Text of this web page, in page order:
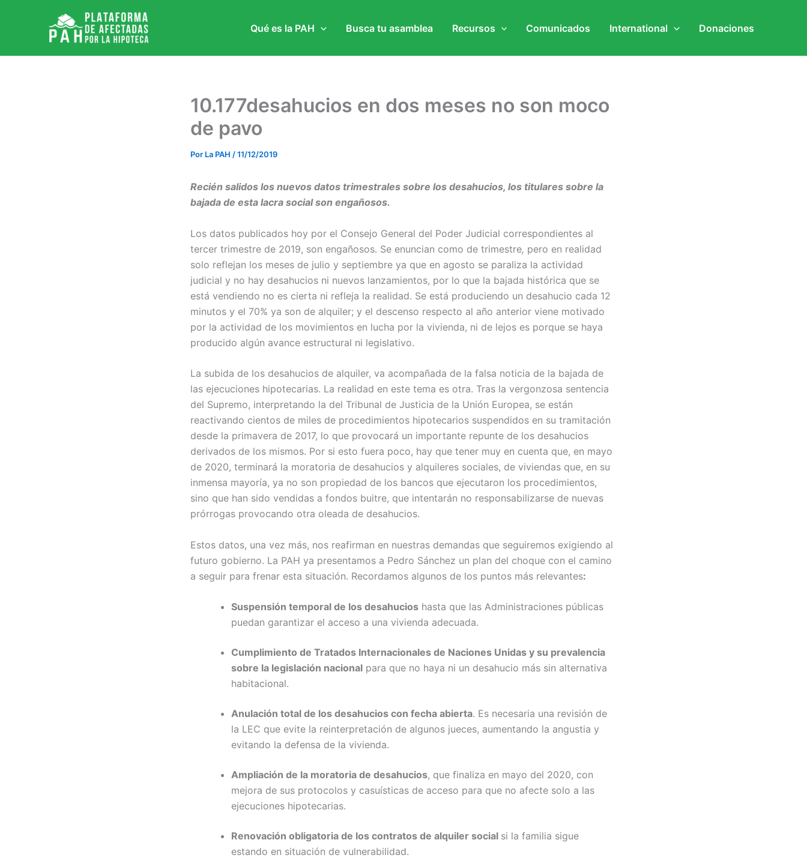
Qué es la PAH Busca tu asamblea Recursos Comunicados International Donaciones
10.177desahucios en dos meses no son moco
de pavo
Por La PAH /11/12/2019
Recién salidos los nuevos datos trimestrales sobre los desahucios, los titulares sobre la
bajada de esta lacra social son engañosos.
Los datos publicados hoy por el Consejo General del Poder Judicial correspondientes al
tercer trimestre de 2019, son engañosos. Se enuncian como de trimestre, pero en realidad
solo reflejan los meses de julio y septiembre ya que en agosto se paraliza la actividad
judicial y no hay desahucios ni nuevos lanzamientos, por lo que la bajada histórica que se
está vendiendo no es cierta ni refleja la realidad. Se está produciendo un desahucio cada 12
minutos y el 70% ya son de alquiler; y el descenso respecto al año anterior viene motivado
por la actividad de los movimientos en lucha por la vivienda, ni de lejos es porque se haya
producido algún avance estructural ni legislativo.
La subida de los desahucios de alquiler, va acompañada de la falsa noticia de la bajada de
las ejecuciones hipotecarias. La realidad en este tema es otra. Tras la vergonzosa sentencia
del Supremo, interpretando la del Tribunal de Justicia de la Unión Europea, se están
reactivando cientos de miles de procedimientos hipotecarios suspendidos en su tramitación
desde la primavera de 2017, lo que provocará un importante repunte de los desahucios
derivados de los mismos. Por si esto fuera poco, hay que tener muy en cuenta que, en mayo
de 2020, terminará la moratoria de desahucios y alquileres sociales, de viviendas que, en su
inmensa mayoría, ya no son propiedad de los bancos que ejecutaron los procedimientos,
sino que han sido vendidas a fondos buitre, que intentarán no responsabilizarse de nuevas
prórrogas provocando otra oleada de desahucios.
Estos datos, una vez más, nos reafirman en nuestras demandas que seguiremos exigiendo al
futuro gobierno. La PAH ya presentamos a Pedro Sánchez un plan del choque con el camino
a seguir para frenar esta situación. Recordamos algunos de los puntos más relevantes:
Suspensión temporal de los desahucios hasta que las Administraciones públicas
puedan garantizar el acceso a una vivienda adecuada.
Cumplimiento de Tratados Internacionales de Naciones Unidas y su prevalencia
sobre la legislación nacional para que no haya ni un desahucio más sin alternativa
habitacional.
Anulación total de los desahucios con fecha abierta. Es necesaria una revisión de
la LEC que evite la reinterpretación de algunos jueces, aumentando la angustia y
evitando la defensa de la vivienda.
Ampliación de la moratoria de desahucios, que finaliza en mayo del 2020, con
mejora de sus protocolos y casuísticas de acceso para que no afecte solo a las
ejecuciones hipotecarias.
Renovación obligatoria de los contratos de alquiler social si la familia sigue
estando en situación de vulnerabilidad.